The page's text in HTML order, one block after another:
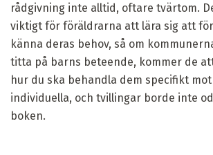
rådgivning inte alltid, oftare tvärtom.
viktigt för föräldrarna att lära sig att
känna deras behov, så om
titta på barns beteende, kommer de
hur du ska behandla dem specifikt
individuella, och tvillingar borde inte
boken.